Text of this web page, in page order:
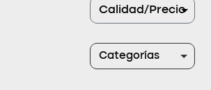
Calidad/Precio
Categorías